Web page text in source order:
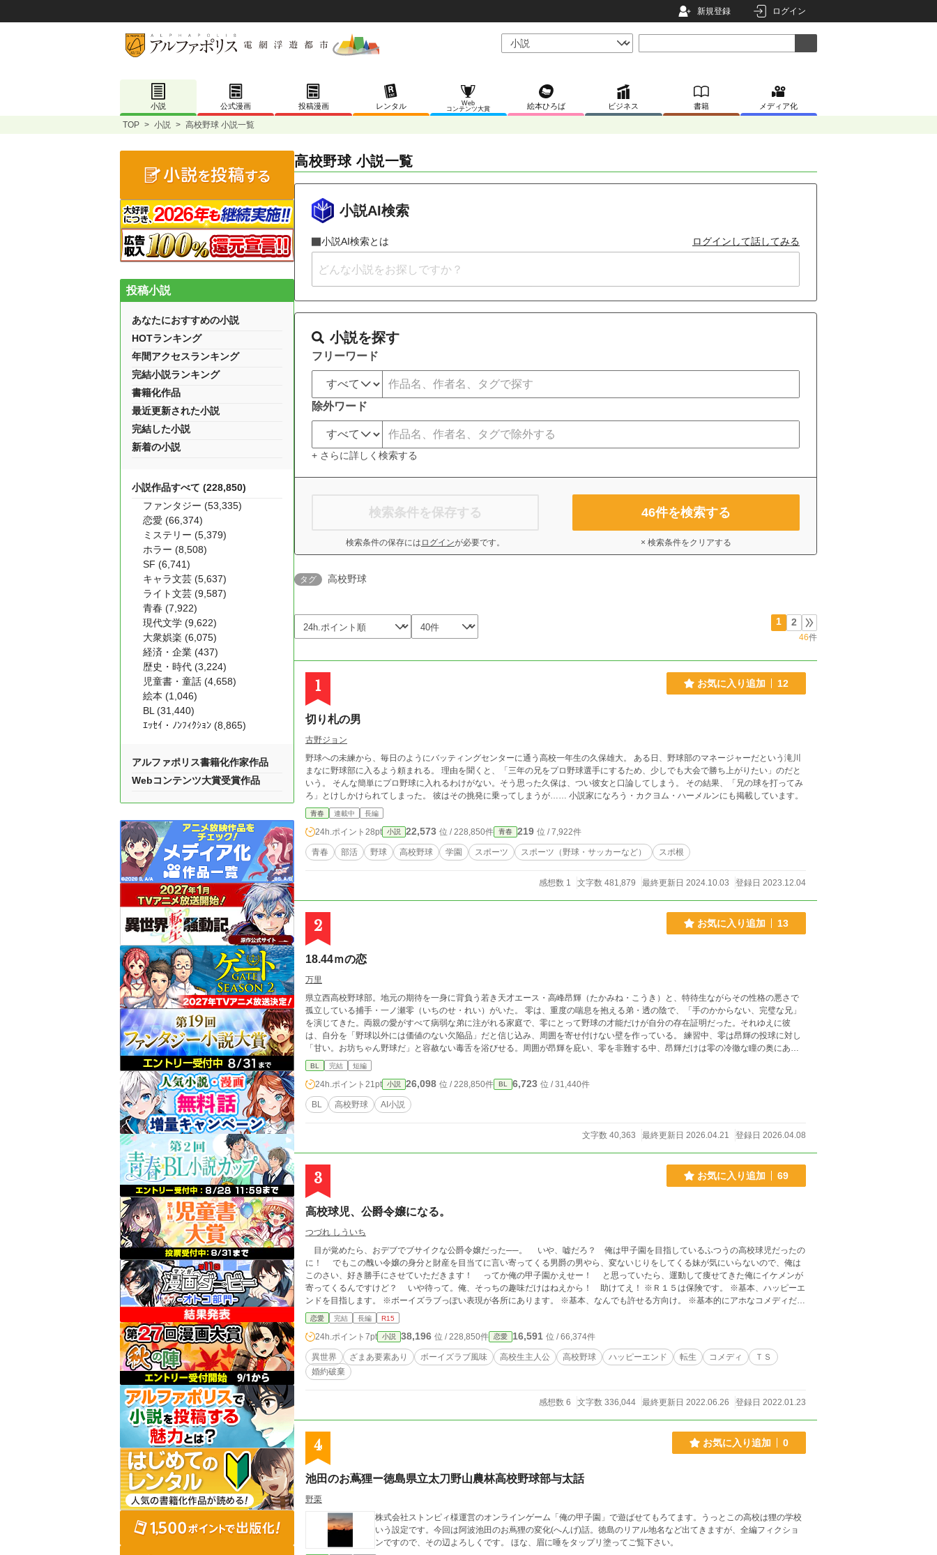
新規登録 ログイン
小説 公式漫画 投稿漫画 レンタル
Web
コンテンツ大賞
絵本ひろば ビジネス 書籍 メディア化
TOP > 小説 > 高校野球 小説一覧
高校野球 小説一覧
小説AI検索
小説AI検索とは ログインして話してみる
小説を探す
フリーワード
除外ワード
+ さらに詳しく検索する
検索条件を保存する
検索条件の保存には ログインが必要です。
46件を検索する
× 検索条件をクリアする
タグ 高校野球
1 2
46件
1 お気に入り追加 12
切り札の男
古野ジョン
野球への未練から、毎日のようにバッティングセンターに通う高校一年生の久保雄大。 ある日、野球部のマネージャーだという滝川
まなに野球部に入るよう頼まれる。 理由を聞くと、「三年の兄をプロ野球選手にするため、少しでも大会で勝ち上がりたい」のだと
いう。 そんな簡単にプロ野球に入れるわけがない。そう思った久保は、つい彼女と口論してしまう。 その結果、「兄の球を打ってみ
ろ」とけしかけられてしまった。 彼はその挑発に乗ってしまうが…… 小説家になろう・カクヨム・ハーメルンにも掲載しています。
青春 連載中 長編
24h.ポイント 28pt 小説 22,573 位 / 228,850件 青春 219 位 / 7,922件
青春 部活 野球 高校野球 学園 スポーツ スポーツ（野球・サッカーなど） スポ根
感想数 1 文字数 481,879 最終更新日 2024.10.03 登録日 2023.12.04
2 お気に入り追加 13
18.44ｍの恋
万里
県立西高校野球部。地元の期待を一身に背負う若き天才エース・高峰昂輝（たかみね・こうき）と、特待生ながらその性格の悪さで
孤立している捕手・一ノ瀬零（いちのせ・れい）がいた。 零は、重度の喘息を抱える弟・透の陰で、「手のかからない、完璧な兄」
を演じてきた。両親の愛がすべて病弱な弟に注がれる家庭で、零にとって野球の才能だけが自分の存在証明だった。それゆえに彼
は、自分を「野球以外には価値のない欠陥品」だと信じ込み、周囲を寄せ付けない壁を作っている。 練習中、零は昂輝の投球に対し
「甘い。お坊ちゃん野球だ」と容赦ない毒舌を浴びせる。周囲が昂輝を庇い、零を非難する中、昂輝だけは零の冷徹な瞳の奥にある
「飢え」に気づき、彼を自分の専属捕手として指名する。 一ノ瀬 零（いちのせ れい） / 捕手 天才的なフレーミング技術を持つが、毒
舌で傲慢。病弱な弟・透（とおる）への複雑な嫉妬と、両親の愛に飢えた「闇」を抱えている。自分を「誰からも愛されない欠陥
品」だと信じている。 高峰 昂輝（たかみね こうき） / 投手 地元名士の息子で、誰もが憧れるスター投手。爽やかで人当たりが良い。
一ノ瀬 透（いちのせ とおる） / 弟 重度の喘息で入退院を繰り返している。兄の零を尊敬しつつも、自分のせいで兄が孤独であること
を申し訳なく思っている。
BL 完結 短編
24h.ポイント 21pt 小説 26,098 位 / 228,850件 BL 6,723 位 / 31,440件
BL 高校野球 AI小説
文字数 40,363 最終更新日 2026.04.21 登録日 2026.04.08
3 お気に入り追加 69
高校球児、公爵令嬢になる。
つづれ しういち
目が覚めたら、おデブでブサイクな公爵令嬢だった──。 いや、嘘だろ？ 俺は甲子園を目指しているふつうの高校球児だったの
に！ でもこの醜い令嬢の身分と財産を目当てに言い寄ってくる男爵の男やら、変ないじりをしてくる妹が気にいらないので、俺は
このさい、好き勝手にさせていただきます！ ってか俺の甲子園かえせー！ と思っていたら、運動して痩せてきた俺にイケメンが
寄ってくるんですけど？ いや待って。俺、そっちの趣味だけはねえから！ 助けてえ！ ※Ｒ１５は保険です。 ※基本、ハッピーエ
ンドを目指します。 ※ボーイズラブっぽい表現が各所にあります。 ※基本、なんでも許せる方向け。 ※基本的にアホなコメディだと
思ってください。でも愛はある、きっとある！ ※小説家になろう、カクヨムにても同時更新。
恋愛 完結 長編 R15
24h.ポイント 7pt 小説 38,196 位 / 228,850件 恋愛 16,591 位 / 66,374件
異世界 ざまあ要素あり ボーイズラブ風味 高校生主人公 高校野球 ハッピーエンド 転生 コメディ
ＴＳ
婚約破棄
感想数 6 文字数 336,044 最終更新日 2022.06.26 登録日 2022.01.23
4 お気に入り追加 0
池田のお蔦狸ー徳島県立太刀野山農林高校野球部与太話
野栗
株式会社ストンピィ様運営のオンラインゲーム「俺の甲子園」で遊ばせてもろてます。うっとこの高校は狸の学校
いう設定です。今回は阿波池田のお蔦狸の変化(へんげ)話。徳島のリアル地名など出てきますが、全編フィクショ
ンですので、その辺よろしくです。 ほな、眉に唾をタップリ塗ってご覧下さい。
投稿小説
あなたにおすすめの小説
HOTランキング
年間アクセスランキング
完結小説ランキング
書籍化作品
最近更新された小説
完結した小説
新着の小説
小説作品すべて (228,850)
ファンタジー (53,335)
恋愛 (66,374)
ミステリー (5,379)
ホラー (8,508)
SF (6,741)
キャラ文芸 (5,637)
ライト文芸 (9,587)
青春 (7,922)
現代文学 (9,622)
大衆娯楽 (6,075)
経済・企業 (437)
歴史・時代 (3,224)
児童書・童話 (4,658)
絵本 (1,046)
BL (31,440)
ｴｯｾｲ・ﾉﾝﾌｨｸｼｮﾝ (8,865)
アルファポリス書籍化作家作品
Webコンテンツ大賞受賞作品